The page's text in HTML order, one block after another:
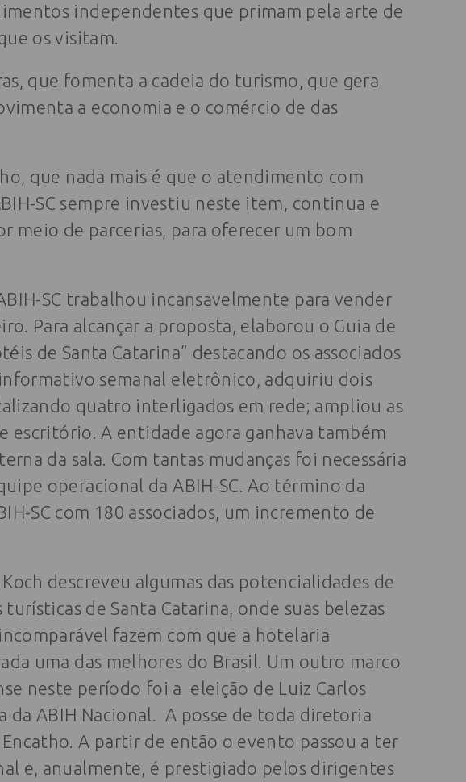
independentes que primam pela arte de
os visitam.
que fomenta a cadeia do turismo, que gera
a economia e o comércio de das
que nada mais é que o atendimento com
SC sempre investiu neste item, continua e
meio de parcerias, para oferecer um bom
SC trabalhou incansavelmente para vender
Para alcançar a proposta, elaborou o Guia de
de Santa Catarina” destacando os associados
semanal eletrônico, adquiriu dois
quatro interligados em rede; ampliou as
escritório. A entidade agora ganhava também
da sala. Com tantas mudanças foi necessária
operacional da ABIH-SC. Ao término da
SC com 180 associados, um incremento de
descreveu algumas das potencialidades de
turísticas de Santa Catarina, onde suas belezas
fazem com que a hotelaria
uma das melhores do Brasil. Um outro marco
neste período foi a eleição de Luiz Carlos
da ABIH Nacional. A posse de toda diretoria
A partir de então o evento passou a ter
e, anualmente, é prestigiado pelos dirigentes